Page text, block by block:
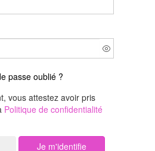
passe oublié ?
vous attestez avoir pris
Politique de confidentialité
Je m'identifie